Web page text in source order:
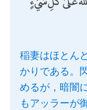
稲妻はほとん
かりである。
めるが，暗闇
もアッラーが